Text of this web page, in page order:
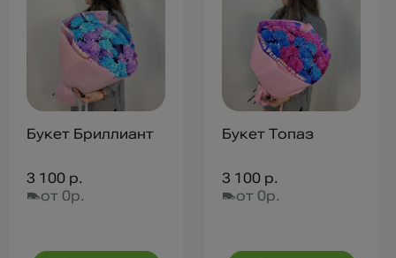
Букет Бриллиант
3 100 р.
от 0р.
Букет Топаз
3 100 р.
от 0р.